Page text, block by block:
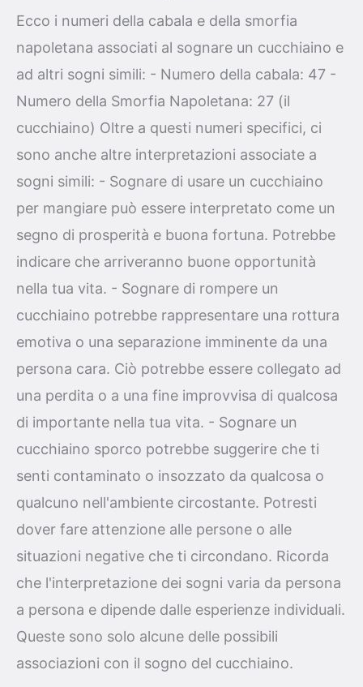
Ecco i numeri della cabala e della smorfia
napoletana associati al sognare un cucchiaino e
ad altri sogni simili: - Numero della cabala: 47 -
Numero della Smorfia Napoletana: 27 (il
cucchiaino) Oltre a questi numeri specifici, ci
sono anche altre interpretazioni associate a
sogni simili: - Sognare di usare un cucchiaino
per mangiare può essere interpretato come un
segno di prosperità e buona fortuna. Potrebbe
indicare che arriveranno buone opportunità
nella tua vita. - Sognare di rompere un
cucchiaino potrebbe rappresentare una rottura
emotiva o una separazione imminente da una
persona cara. Ciò potrebbe essere collegato ad
una perdita o a una fine improvvisa di qualcosa
di importante nella tua vita. - Sognare un
cucchiaino sporco potrebbe suggerire che ti
senti contaminato o insozzato da qualcosa o
qualcuno nell'ambiente circostante. Potresti
dover fare attenzione alle persone o alle
situazioni negative che ti circondano. Ricorda
che l'interpretazione dei sogni varia da persona
a persona e dipende dalle esperienze individuali.
Queste sono solo alcune delle possibili
associazioni con il sogno del cucchiaino.